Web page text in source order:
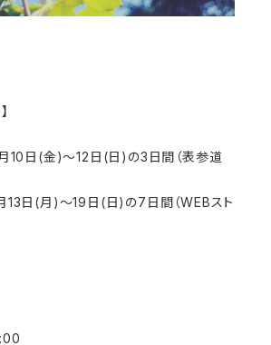
10日(金)〜12日(日)の3日間（表参道
13日(月)〜19日(日)の7日間（WEBスト